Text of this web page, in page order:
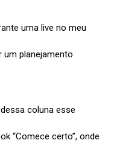
uma live no meu
planejamento
coluna esse
“Comece certo”, onde